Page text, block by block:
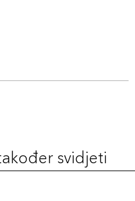
svidjeti